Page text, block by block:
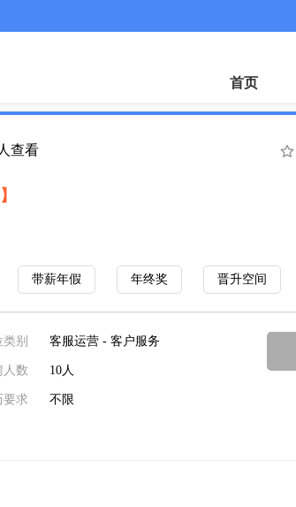
首页
查看
带薪年假 年终奖 晋升空间
别 客服运营 - 客户服务
人数 10人
要求 不限